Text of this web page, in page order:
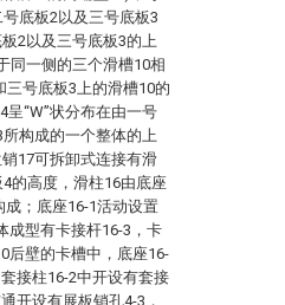
底板2以及三号底板3
2以及三号底板3的上
同一侧的三个滑槽10相
号底板3上的滑槽10的
“W”状分布在由一号
构成的一个整体的上
17可拆卸式连接有滑
的高度，滑柱16由底座
成；底座16-1活动设置
成型有卡接杆16-3，卡
后壁的卡槽中，底座16-
接柱16-2中开设有套接
开设有展板销孔4-3，